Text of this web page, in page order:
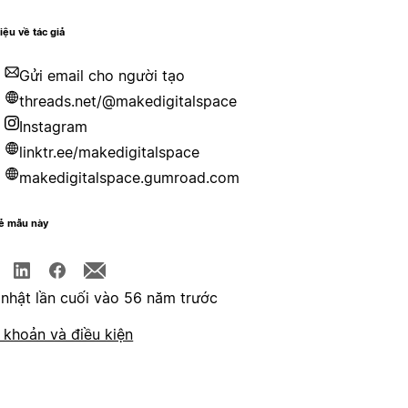
về tác giả
Gửi email cho người tạo
threads.net/@makedigitalspace
Instagram
linktr.ee/makedigitalspace
makedigitalspace.gumroad.com
mẫu này
lần cuối vào 56 năm trước
và điều kiện